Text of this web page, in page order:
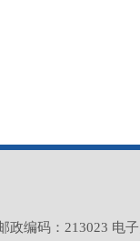
编码：213023 电